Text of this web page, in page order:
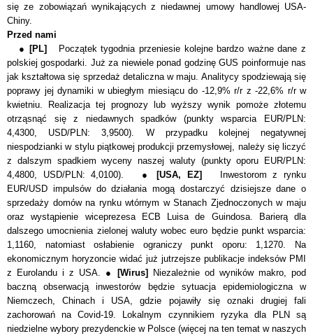
się ze zobowiązań wynikających z niedawnej umowy handlowej USA-
Chiny.
Przed nami
● [PL] Początek tygodnia przeniesie kolejne bardzo ważne dane z
polskiej gospodarki. Już za niewiele ponad godzinę GUS poinformuje nas
jak kształtowa się sprzedaż detaliczna w maju. Analitycy spodziewają się
poprawy jej dynamiki w ubiegłym miesiącu do -12,9% r/r z -22,6% r/r w
kwietniu. Realizacja tej prognozy lub wyższy wynik pomoże złotemu
otrząsnąć się z niedawnych spadków (punkty wsparcia EUR/PLN:
4,4300, USD/PLN: 3,9500). W przypadku kolejnej negatywnej
niespodzianki w stylu piątkowej produkcji przemysłowej, należy się liczyć
z dalszym spadkiem wyceny naszej waluty (punkty oporu EUR/PLN:
4,4800, USD/PLN: 4,0100). ●[USA, EZ] Inwestorom z rynku
EUR/USD impulsów do działania mogą dostarczyć dzisiejsze dane o
sprzedaży domów na rynku wtórnym w Stanach Zjednoczonych w maju
oraz wystąpienie wiceprezesa ECB Luisa de Guindosa. Barierą dla
dalszego umocnienia zielonej waluty wobec euro będzie punkt wsparcia:
1,1160, natomiast osłabienie ograniczy punkt oporu: 1,1270. Na
ekonomicznym horyzoncie widać już jutrzejsze publikacje indeksów PMI
z Eurolandu i z USA. ●[Wirus] Niezależnie od wyników makro, pod
baczną obserwacją inwestorów będzie sytuacja epidemiologiczna w
Niemczech, Chinach i USA, gdzie pojawiły się oznaki drugiej fali
zachorowań na Covid-19. Lokalnym czynnikiem ryzyka dla PLN są
niedzielne wybory prezydenckie w Polsce (więcej na ten temat w naszych